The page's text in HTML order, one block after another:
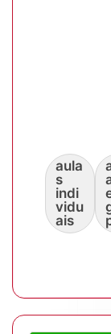
aula
s
indi
vidu
ais